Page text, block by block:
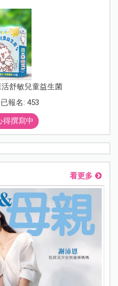
活舒敏兒童益生菌
報名: 453
得撰寫中
看更多